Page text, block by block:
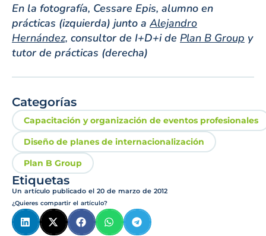
En la fotografía, Cessare Epis, alumno en
prácticas (izquierda) junto a Alejandro
Hernández, consultor de I+D+i de Plan B Group y
tutor de prácticas (derecha)
Categorías
Capacitación y organización de eventos profesionales
Diseño de planes de internacionalización
Plan B Group
Etiquetas
Un artículo publicado el 20 de marzo de 2012
¿Quieres compartir el artículo?